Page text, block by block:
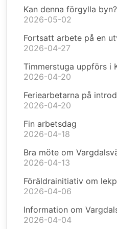
Kan denna förgylla byn?
2026-05-02
2026-04-27
Timmerstuga uppförs i
2026-04-20
Feriearbetarna på
2026-04-20
Fin arbetsdag
2026-04-18
Bra möte om
2026-04-13
Föräldrainitiativ om
2026-04-06
Information om
2026-04-04